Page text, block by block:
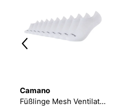
Camano
Füßlinge Mesh Ventilation